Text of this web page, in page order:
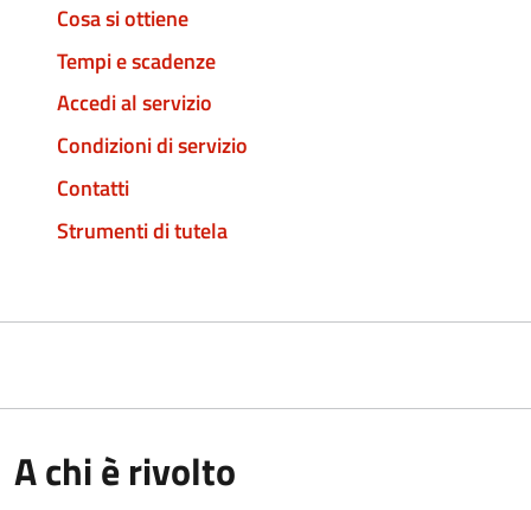
Cosa si ottiene
Tempi e scadenze
Accedi al servizio
Condizioni di servizio
Contatti
Strumenti di tutela
A chi è rivolto